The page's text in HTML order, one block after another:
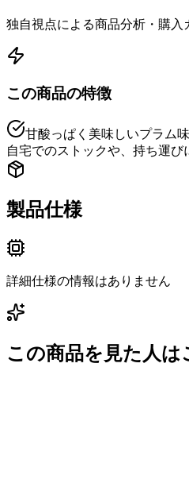
独自視点による商品分析・購入
この商品の特徴
甘酸っぱく美味しいプラム味
自宅でのストックや、持ち運び
製品仕様
詳細仕様の情報はありません
この商品を見た人は